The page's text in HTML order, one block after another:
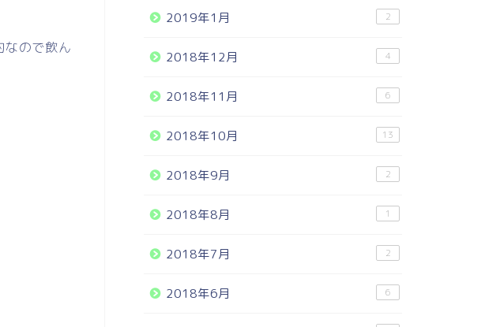
ので飲ん
2019年1月 2
2018年12月 4
2018年11月 6
2018年10月 13
2018年9月 2
2018年8月 1
2018年7月 2
2018年6月 6